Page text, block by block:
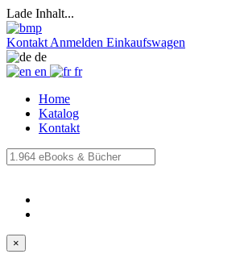
Lade Inhalt...
Kontakt Anmelden Einkaufswagen
de
en
fr
Home
Katalog
Kontakt
×